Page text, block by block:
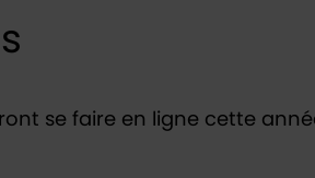
se faire en ligne cette